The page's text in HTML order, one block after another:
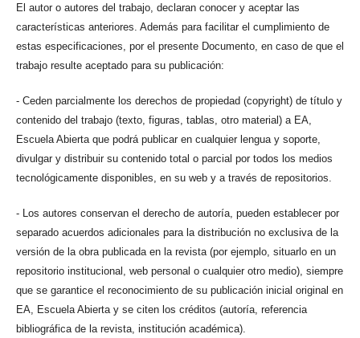
El autor o autores del trabajo, declaran conocer y aceptar las
características anteriores. Además para facilitar el cumplimiento de
estas especificaciones, por el presente Documento, en caso de que el
trabajo resulte aceptado para su publicación:
- Ceden parcialmente los derechos de propiedad (copyright) de título y
contenido del trabajo (texto, figuras, tablas, otro material) a EA,
Escuela Abierta que podrá publicar en cualquier lengua y soporte,
divulgar y distribuir su contenido total o parcial por todos los medios
tecnológicamente disponibles, en su web y a través de repositorios.
- Los autores conservan el derecho de autoría, pueden establecer por
separado acuerdos adicionales para la distribución no exclusiva de la
versión de la obra publicada en la revista (por ejemplo, situarlo en un
repositorio institucional, web personal o cualquier otro medio), siempre
que se garantice el reconocimiento de su publicación inicial original en
EA, Escuela Abierta y se citen los créditos (autoría, referencia
bibliográfica de la revista, institución académica).